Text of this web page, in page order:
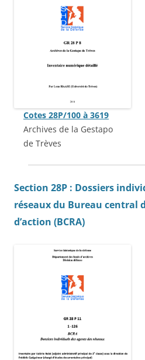
Cotes 28P/100 à 3619
Archives de la Gestapo
de Trèves
Section 28P : Dossiers
réseaux du Bureau central
d’action (BCRA)